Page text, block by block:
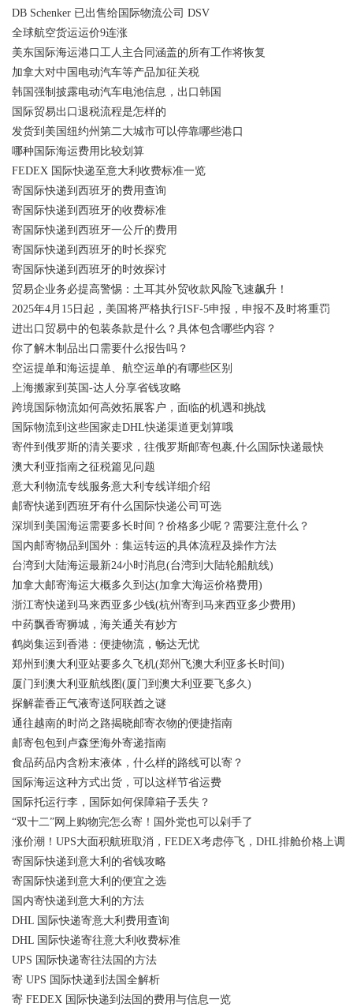
DB Schenker 已出售给国际物流公司 DSV
全球航空货运运价9连涨
美东国际海运港口工人主合同涵盖的所有工作将恢复
加拿大对中国电动汽车等产品加征关税
韩国强制披露电动汽车电池信息，出口韩国
国际贸易出口退税流程是怎样的
发货到美国纽约州第二大城市可以停靠哪些港口
哪种国际海运费用比较划算
FEDEX 国际快递至意大利收费标准一览
寄国际快递到西班牙的费用查询
寄国际快递到西班牙的收费标准
寄国际快递到西班牙一公斤的费用
寄国际快递到西班牙的时长探究
寄国际快递到西班牙的时效探讨
贸易企业务必提高警惕：土耳其外贸收款风险飞速飙升！
2025年4月15日起，美国将严格执行ISF-5申报，申报不及时将重罚
进出口贸易中的包装条款是什么？具体包含哪些内容？
你了解木制品出口需要什么报告吗？
空运提单和海运提单、航空运单的有哪些区别
上海搬家到英国-达人分享省钱攻略
跨境国际物流如何高效拓展客户，面临的机遇和挑战
国际物流到这些国家走DHL快递渠道更划算哦
寄件到俄罗斯的清关要求，往俄罗斯邮寄包裹,什么国际快递最快
澳大利亚指南之征税篇见问题
意大利物流专线服务意大利专线详细介绍
邮寄快递到西班牙有什么国际快递公司可选
深圳到美国海运需要多长时间？价格多少呢？需要注意什么？
国内邮寄物品到国外：集运转运的具体流程及操作方法
台湾到大陆海运最新24小时消息(台湾到大陆轮船航线)
加拿大邮寄海运大概多久到达(加拿大海运价格费用)
浙江寄快递到马来西亚多少钱(杭州寄到马来西亚多少费用)
中药飘香寄狮城，海关通关有妙方
鹤岗集运到香港：便捷物流，畅达无忧
郑州到澳大利亚站要多久飞机(郑州飞澳大利亚多长时间)
厦门到澳大利亚航线图(厦门到澳大利亚要飞多久)
探解藿香正气液寄送阿联酋之谜
通往越南的时尚之路揭晓邮寄衣物的便捷指南
邮寄包包到卢森堡海外寄递指南
食品药品内含粉末液体，什么样的路线可以寄？
国际海运这种方式出货，可以这样节省运费
国际托运行李，国际如何保障箱子丢失？
“双十二”网上购物完怎么寄！国外党也可以剁手了
涨价潮！UPS大面积航班取消，FEDEX考虑停飞，DHL排舱价格上调
寄国际快递到意大利的省钱攻略
寄国际快递到意大利的便宜之选
国内寄快递到意大利的方法
DHL 国际快递寄意大利费用查询
DHL 国际快递寄往意大利收费标准
UPS 国际快递寄往法国的方法
寄 UPS 国际快递到法国全解析
寄 FEDEX 国际快递到法国的费用与信息一览